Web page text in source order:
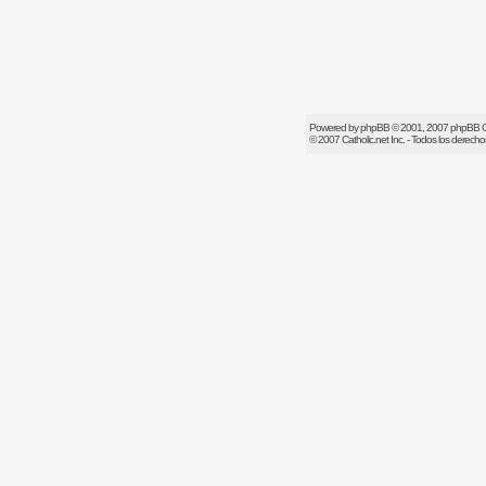
Powered byphpBB© 2001, 2007 phpBB
© 2007Catholic.netInc. - Todos los